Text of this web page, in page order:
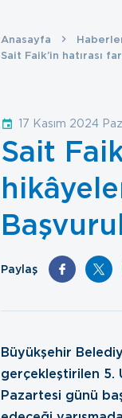
Anasayfa
Sait Faik’in hatırası
17 Kasım 2024
Sait
Paylaş
Büyükşehir
gerçekleştirilen 5.
Pazartesi günü